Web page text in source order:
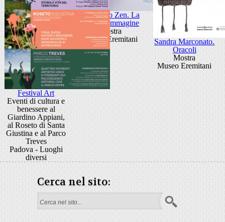
Giancarlo Zen. La
luce fa l'immagine
Mostra
Museo Eremitani
Sandra Marconato.
Oracoli
Mostra
Museo Eremitani
Festival Art
Eventi di cultura e
benessere al
Giardino Appiani,
al Roseto di Santa
Giustina e al Parco
Treves
Padova - Luoghi
diversi
Cerca nel sito:
Search form